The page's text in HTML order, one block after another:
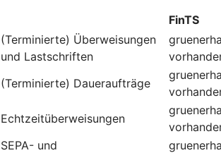
FinTS
(Terminierte) Überweisungen
und Lastschriften
(Terminierte) Daueraufträge
Echtzeitüberweisungen
SEPA- und